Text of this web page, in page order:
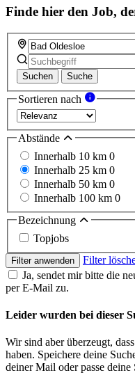
Finde hier den Job,
Suchen Suche
Sortieren nach
Abstände
Innerhalb 10 km 0
Innerhalb 25 km 0
Innerhalb 50 km 0
Innerhalb 100 km 0
Bezeichnung
Topjobs
Filter anwenden
Filter
Ja, sendet mir bitte die
per E-Mail zu.
Leider wurden bei dieser
Wir sind aber überzeugt,
haben. Speichere deine
deiner Mail oder passe deine